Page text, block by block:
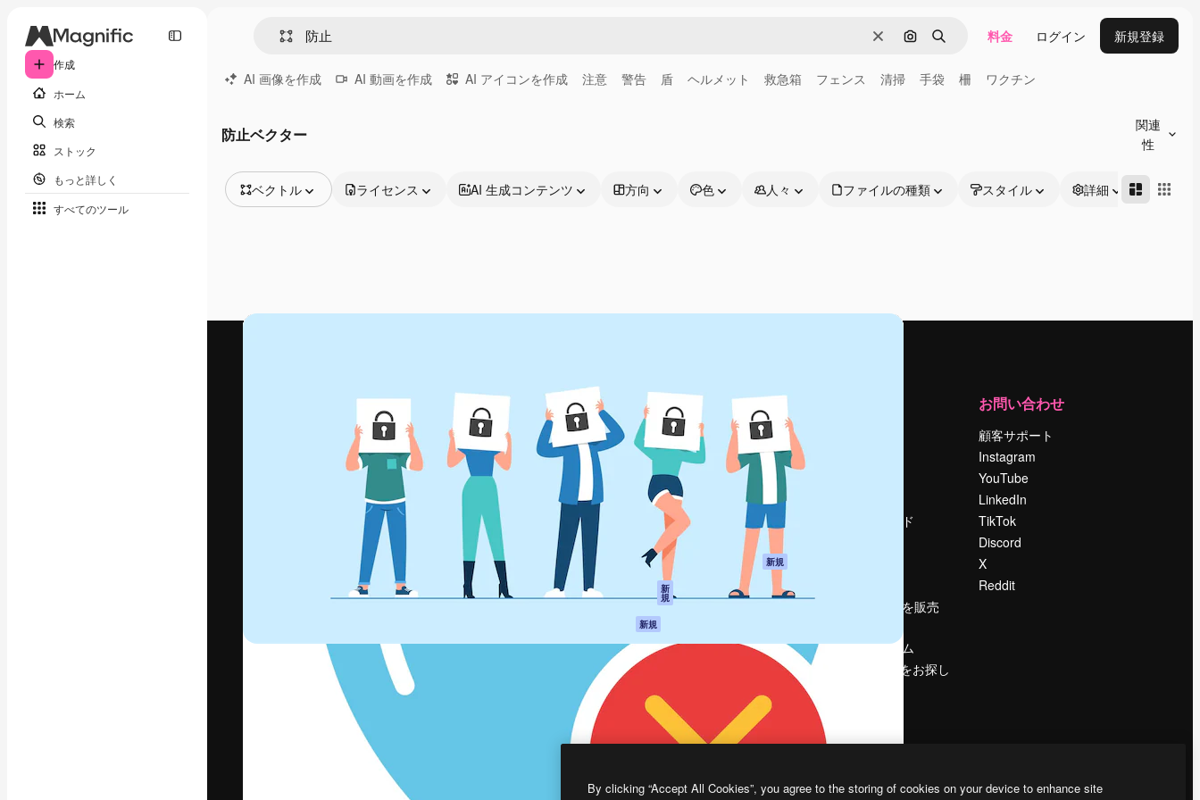
作成
ホーム
検索
ストック
もっと詳しく
すべてのツール
消去 画像で検索
検索 料金 ログイン 新規登録
AI 画像を作成 AI 動画を作成 AI アイコンを作成 注意 警告 盾 ヘルメット 救急箱 フェンス 清掃 手袋 柵 ワクチン
防止ベクター
関連
性
ベクトル
動画
ライセンス AI 生成コンテンツ 方向 色 人々 ファイルの種類 スタイル 詳細
最高のクリエイティブ制作を導くためのプラ
ットフォーム。クリエイター、企業、代理
店、スタジオを含む100万人以上が利用して
日本語
製品
Spaces
AI アシスタント
AI 画像生成ツール
AI 動画生成ツール
AI 音声合成ツール
ストックコンテン
ツ
Claude/ChatGPT
向けMCP
新
規
新規
API
モバイルアプリ
すべてのMagnificツ
ール
はじめに
Academy
ドキュメント
サポート
利用規約
プライバシーポリ
オリジナル
新規
クッキーポリシー
トラストセンター
法人向け
検索トレンド
コンテンツを販売
プレスルーム
magnific.aiをお探し
お問い合わせ
顧客サポート
Instagram
YouTube
LinkedIn
TikTok
Discord
X
Reddit
Copyright © 2010-
By clicking “Accept All Cookies”, you agree to the storing of cookies on your device to enhance site